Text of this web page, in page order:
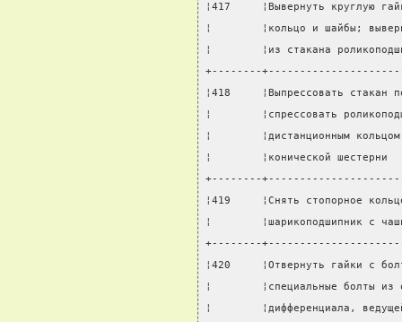
¦417     ¦Вывернуть круглую
¦        ¦кольцо и шайбы;
¦        ¦из стакана
+--------
¦418     ¦Выпрессовать
¦        ¦спрессовать
¦        ¦дистанционным
¦        ¦конической
+--------
¦419     ¦Снять стопорное
¦        ¦шарикоподшипник с
+--------
¦420     ¦Отвернуть гайки с
¦        ¦специальные болты
¦        ¦дифференциала,